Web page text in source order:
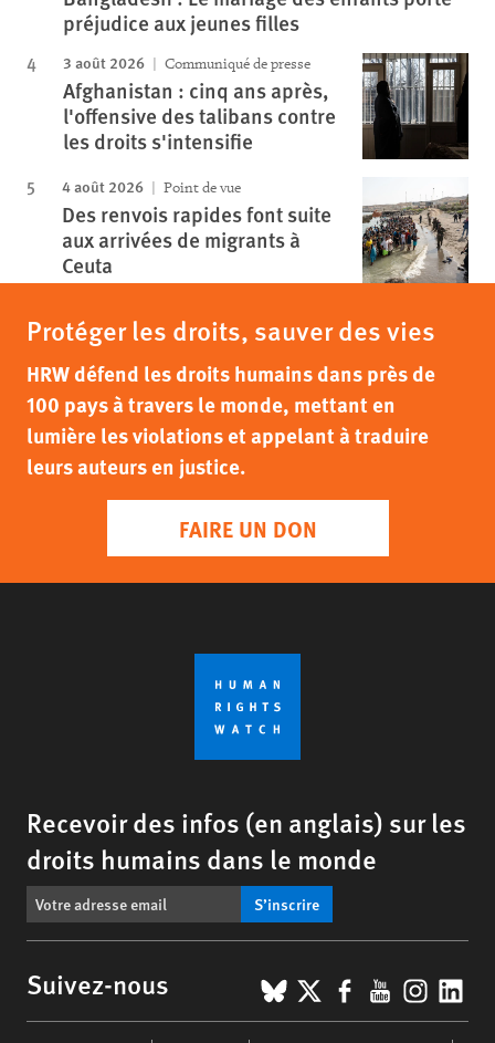
préjudice aux jeunes filles
3 août 2026 Communiqué de presse
Afghanistan : cinq ans après,
l'offensive des talibans contre
les droits s'intensifie
4 août 2026 Point de vue
Des renvois rapides font suite
aux arrivées de migrants à
Ceuta
Protéger les droits, sauver des vies
HRW défend les droits humains dans près de
100 pays à travers le monde, mettant en
lumière les violations et appelant à traduire
leurs auteurs en justice.
FAIRE UN DON
Recevoir des infos (en anglais) sur les
droits humains dans le monde
S’inscrire
Suivez-nous BlueSky
X Facebook
YouTube